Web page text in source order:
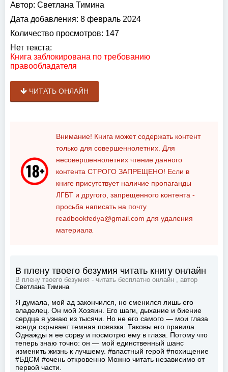
Автор: Светлана Тимина
Дата добавления: 8 февраль 2024
Количество просмотров: 147
Нет текста:
Книга заблокирована по требованию
правообладателя
ЧИТАТЬ ОНЛАЙН
Внимание! Книга может содержать контент
только для совершеннолетних. Для
несовершеннолетних чтение данного
контента СТРОГО ЗАПРЕЩЕНО! Если в
книге присутствует наличие пропаганды
ЛГБТ и другого, запрещенного контента -
просьба написать на почту
readbookfedya@gmail.com для удаления
материала
В плену твоего безумия читать книгу онлайн
В плену твоего безумия - читать бесплатно онлайн , автор
Светлана Тимина
Я думала, мой ад закончился, но сменился лишь его
владелец. Он мой Хозяин. Его шаги, дыхание и биение
сердца я узнаю из тысячи. Но не его самого — мои глаза
всегда скрывает темная повязка. Таковы его правила.
Однажды я ее сорву и посмотрю ему в глаза. Потому что
теперь знаю точно: он — мой единственный шанс
изменить жизнь к лучшему. #властный герой #похищение
#БДСМ #очень откровенно Можно читать независимо от
первой части.